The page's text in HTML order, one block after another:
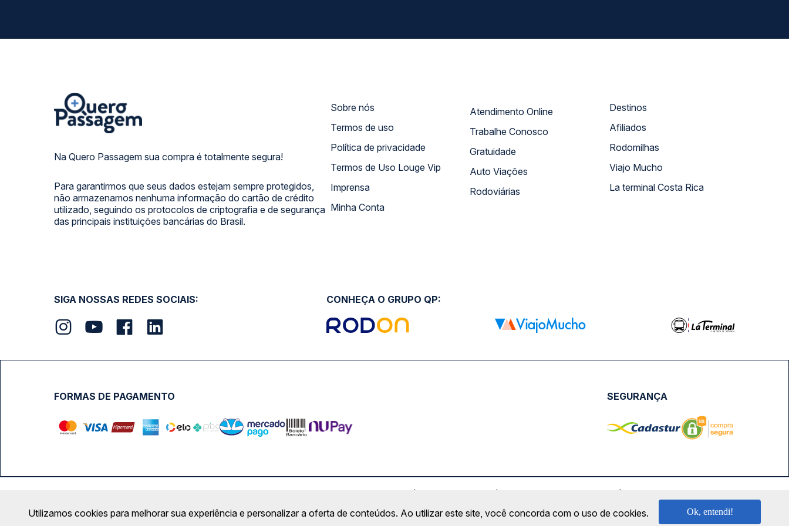
Na Quero Passagem sua compra é totalmente segura!
Para garantirmos que seus dados estejam sempre protegidos,
não armazenamos nenhuma informação do cartão de crédito
utilizado, seguindo os protocolos de criptografia e de segurança
das principais instituições bancárias do Brasil.
Sobre nós
Termos de uso
Política de privacidade
Termos de Uso Louge Vip
Imprensa
Minha Conta
Atendimento Online
Trabalhe Conosco
Gratuidade
Auto Viações
Rodoviárias
Destinos
Afiliados
Rodomilhas
Viajo Mucho
La terminal Costa Rica
SIGA NOSSAS REDES SOCIAIS: CONHEÇA O GRUPO QP:
FORMAS DE PAGAMENTO SEGURANÇA
Copyright 2026 © QueroPassagem.com.br
Utilizamos cookies para melhorar sua experiência e personalizar a oferta de conteúdos. Ao utilizar este site, você concorda com o uso de cookies. Ok, entendi!